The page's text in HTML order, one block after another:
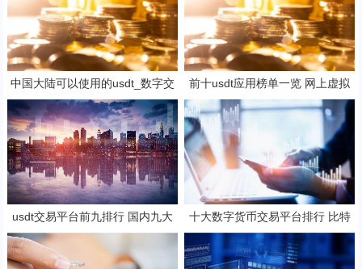
中国大陆可以使用的usdt_数字交
易所排行榜_买币下载什么软件
前十usdt应用榜单一览 网上虚拟
交易平台
usdt交易平台前九排行 国内九大
正规交易平台排名
十大数字货币交易平台排行 比特
币国际站推荐 全